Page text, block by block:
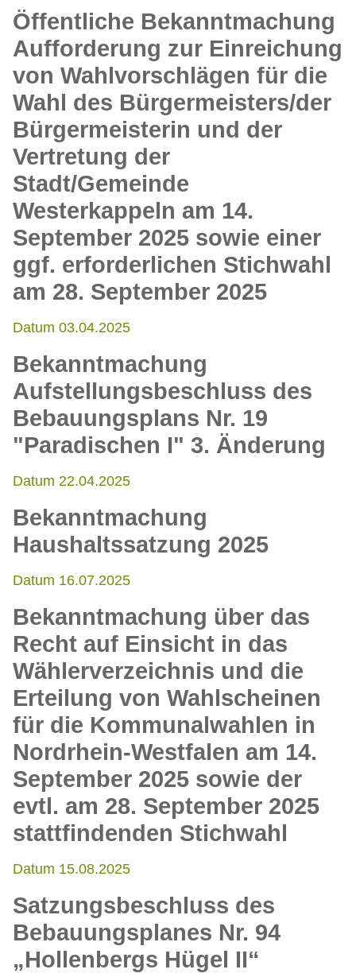
Öffentliche Bekanntmachung
Aufforderung zur Einreichung
von Wahlvorschlägen für die
Wahl des Bürgermeisters/der
Bürgermeisterin und der
Vertretung der
Stadt/Gemeinde
Westerkappeln am 14.
September 2025 sowie einer
ggf. erforderlichen Stichwahl
am 28. September 2025
Datum 03.04.2025
Bekanntmachung
Aufstellungsbeschluss des
Bebauungsplans Nr. 19
"Paradischen I" 3. Änderung
Datum 22.04.2025
Bekanntmachung
Haushaltssatzung 2025
Datum 16.07.2025
Bekanntmachung über das
Recht auf Einsicht in das
Wählerverzeichnis und die
Erteilung von Wahlscheinen
für die Kommunalwahlen in
Nordrhein-Westfalen am 14.
September 2025 sowie der
evtl. am 28. September 2025
stattfindenden Stichwahl
Datum 15.08.2025
Satzungsbeschluss des
Bebauungsplanes Nr. 94
„Hollenbergs Hügel II“